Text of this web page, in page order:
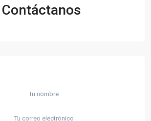
Contáctanos